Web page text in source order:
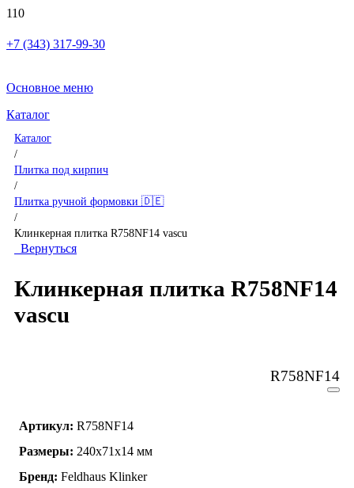
+7 (343) 317-99-30
Основное меню
Каталог
Каталог
/
Плитка под кирпич
/
Плитка ручной формовки 🇩🇪
/
Клинкерная плитка R758NF14 vascu
Вернуться
Клинкерная плитка R758NF14
vascu
R758NF14
Артикул: R758NF14
Размеры: 240x71x14 мм
Бренд: Feldhaus Klinker